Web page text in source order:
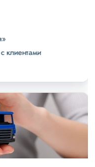
клиентами